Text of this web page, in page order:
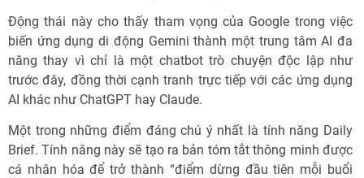
Động thái này cho thấy tham vọng của Google trong việc
biến ứng dụng di động Gemini thành một trung tâm AI đa
năng thay vì chỉ là một chatbot trò chuyện độc lập như
trước đây, đồng thời cạnh tranh trực tiếp với các ứng dụng
AI khác như ChatGPT hay Claude.
Một trong những điểm đáng chú ý nhất là tính năng Daily
Brief. Tính năng này sẽ tạo ra bản tóm tắt thông minh được
cá nhân hóa để trở thành “điểm dừng đầu tiên mỗi buổi